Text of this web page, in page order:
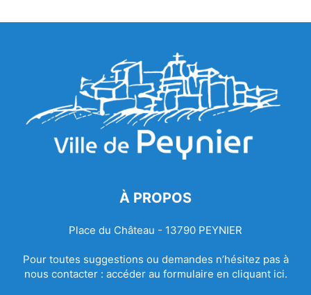
À PROPOS
Place du Château - 13790 PEYNIER
Pour toutes suggestions ou demandes n’hésitez pas à
nous contacter : accéder au formulaire en cliquant ici.